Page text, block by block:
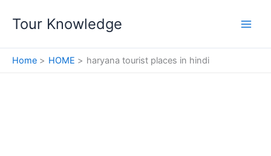
Tour Knowledge
Home HOME haryana tourist places in hindi